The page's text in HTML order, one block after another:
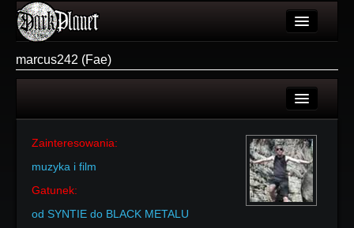
Użytkownicy
Galeria
Forum
marcus242 (Fae)
Zainteresowania:
muzyka i film
Gatunek:
od SYNTIE do BLACK METALU